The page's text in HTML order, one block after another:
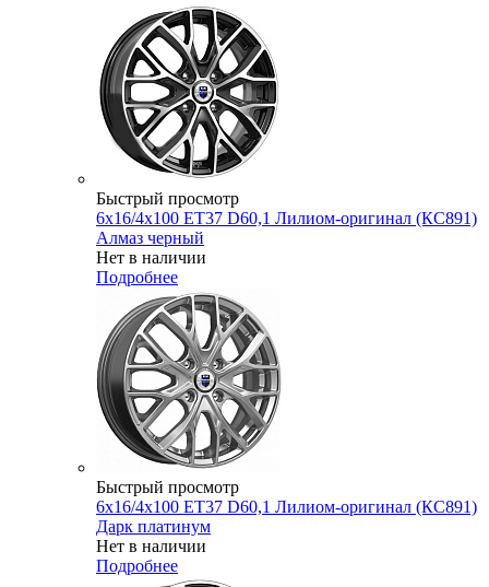
Быстрый просмотр
6x16/4x100 ET37 D60,1 Лилиом-оригинал (КС891)
Алмаз черный
Нет в наличии
Подробнее
Быстрый просмотр
6x16/4x100 ET37 D60,1 Лилиом-оригинал (КС891)
Дарк платинум
Нет в наличии
Подробнее